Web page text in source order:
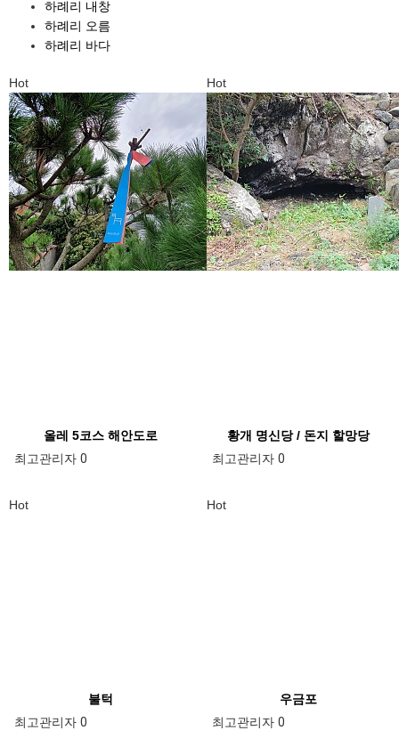
하례리 내창
하례리 오름
하례리 바다
Hot
올레 5코스 해안도로
최고관리자 0
Hot
황개 명신당 / 돈지 할망당
최고관리자 0
Hot
불턱
최고관리자 0
Hot
우금포
최고관리자 0